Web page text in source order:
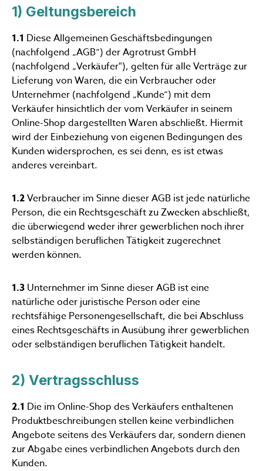
1) Geltungsbereich
1.1 Diese Allgemeinen Geschäftsbedingungen
(nachfolgend „AGB“) der Agrotrust GmbH
(nachfolgend „Verkäufer"), gelten für alle Verträge zur
Lieferung von Waren, die ein Verbraucher oder
Unternehmer (nachfolgend „Kunde“) mit dem
Verkäufer hinsichtlich der vom Verkäufer in seinem
Online-Shop dargestellten Waren abschließt. Hiermit
wird der Einbeziehung von eigenen Bedingungen des
Kunden widersprochen, es sei denn, es ist etwas
anderes vereinbart.
1.2Verbraucher im Sinne dieser AGB ist jede natürliche
Person, die ein Rechtsgeschäft zu Zwecken abschließt,
die überwiegend weder ihrer gewerblichen noch ihrer
selbständigen beruflichen Tätigkeit zugerechnet
werden können.
1.3 Unternehmer im Sinne dieser AGB ist eine
natürliche oder juristische Person oder eine
rechtsfähige Personengesellschaft, die bei Abschluss
eines Rechtsgeschäfts in Ausübung ihrer gewerblichen
oder selbständigen beruflichen Tätigkeit handelt.
2) Vertragsschluss
2.1 Die im Online-Shop des Verkäufers enthaltenen
Produktbeschreibungen stellen keine verbindlichen
Angebote seitens des Verkäufers dar, sondern dienen
zur Abgabe eines verbindlichen Angebots durch den
Kunden.